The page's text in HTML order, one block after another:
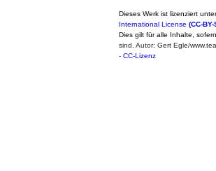
Dieses Werk ist lizenziert
International License (CC-BY-
Dies gilt für alle Inhalte,
sind. Autor: Gert Egle/
- CC-Lizenz